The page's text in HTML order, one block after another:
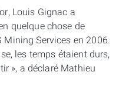
Louis Gignac a
quelque chose de
Mining Services en 2006.
les temps étaient durs,
», a déclaré Mathieu